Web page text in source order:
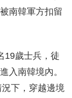
南韓軍方扣留
19歲士兵，徒
入南韓境內。
下，穿越邊境